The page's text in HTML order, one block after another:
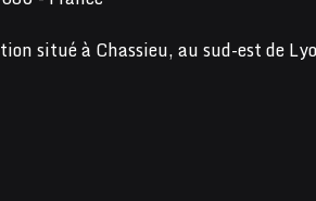
situé à Chassieu, au sud-est de